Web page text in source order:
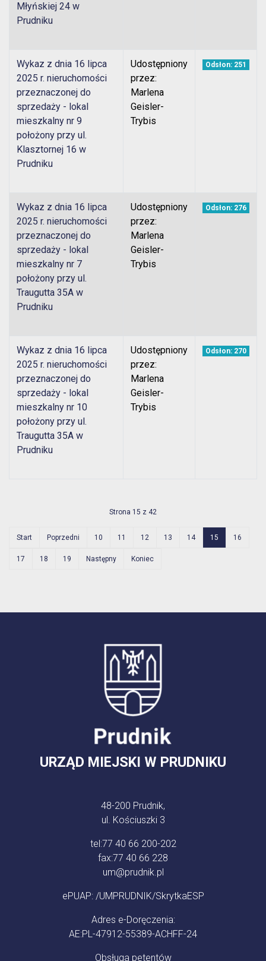
Młyńskiej 24 w
Prudniku
Wykaz z dnia 16 lipca
2025 r. nieruchomości
przeznaczonej do
sprzedaży - lokal
mieszkalny nr 9
położony przy ul.
Klasztornej 16 w
Prudniku
Udostępniony
przez:
Marlena
Geisler-
Trybis
Odsłon: 251
Wykaz z dnia 16 lipca
2025 r. nieruchomości
przeznaczonej do
sprzedaży - lokal
mieszkalny nr 7
położony przy ul.
Traugutta 35A w
Prudniku
Udostępniony
przez:
Marlena
Geisler-
Trybis
Odsłon: 276
Wykaz z dnia 16 lipca
2025 r. nieruchomości
przeznaczonej do
sprzedaży - lokal
mieszkalny nr 10
położony przy ul.
Traugutta 35A w
Prudniku
Udostępniony
przez:
Marlena
Geisler-
Trybis
Odsłon: 270
Strona 15 z 42
Start Poprzedni 10 11 12 13 14 15 16
17 18 19 Następny Koniec
URZĄD MIEJSKI W PRUDNIKU
48-200 Prudnik,
ul. Kościuszki 3
tel:77 40 66 200-202
fax:77 40 66 228
um@prudnik.pl
ePUAP: /UMPRUDNIK/SkrytkaESP
Adres e-Doręczenia:
AE:PL-47912-55389-ACHFF-24
Obsługa petentów